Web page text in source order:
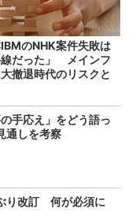
IBMのNHK案件失敗は
線だった」 メインフ
撤退時代のリスクと
手応え」をどう語っ
しを考察
り改訂 何が必須に